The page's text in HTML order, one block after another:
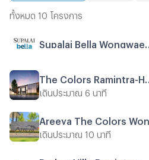
ทั้งหมด 10 โครงการ
เดินประมาณ 6 นาที
เดินประมาณ 10 นาที